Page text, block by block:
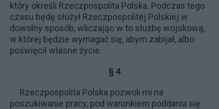
który określi Rzeczpospolita Polska. Podczas tego
czasu będę służył Rzeczpospolitej Polskiej w
dowolny sposób, wliczając w to służbę wojskową,
w której będzie wymagać się, abym zabijał, albo
poświęcił własne życie.
§ 4
Rzeczpospolita Polska pozwoli mi na
poszukiwanie pracy, pod warunkiem poddania się